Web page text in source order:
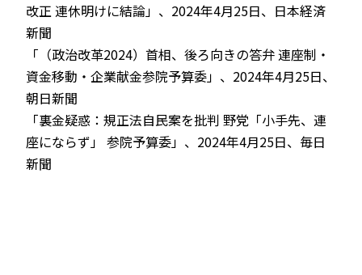
改正 連休明けに結論」、2024年4月25日、日本経済
新聞
「（政治改革2024）首相、後ろ向きの答弁 連座制・
資金移動・企業献金参院予算委」、2024年4月25日、
朝日新聞
「裏金疑惑：規正法自民案を批判 野党「小手先、連
座にならず」 参院予算委」、2024年4月25日、毎日
新聞